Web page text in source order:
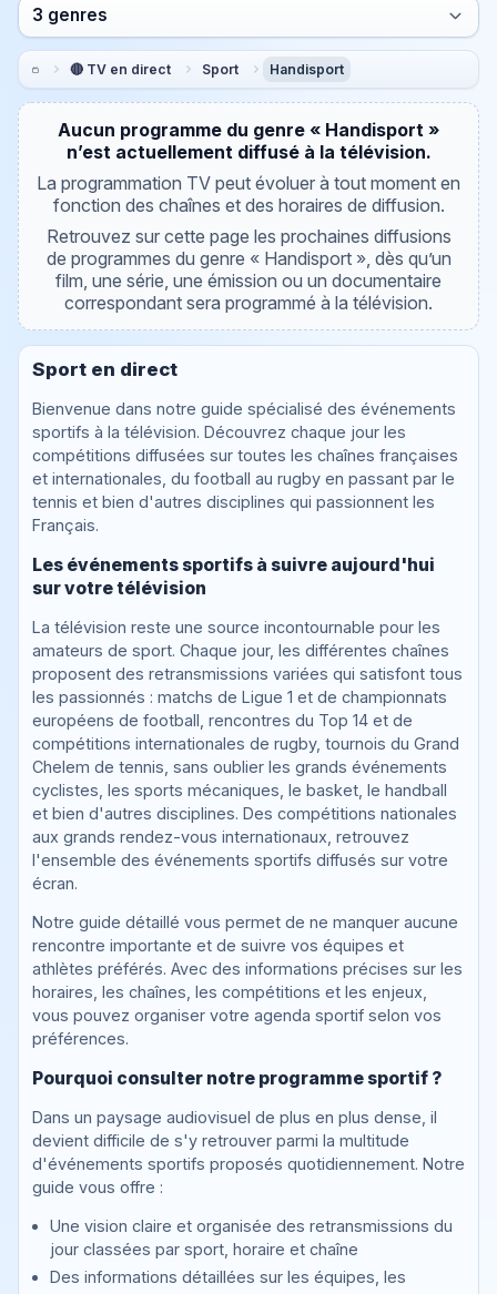
3 genres
🔴 TV en direct Sport Handisport
Aucun programme du genre « Handisport »
n’est actuellement diffusé à la télévision.
La programmation TV peut évoluer à tout moment en
fonction des chaînes et des horaires de diffusion.
Retrouvez sur cette page les prochaines diffusions
de programmes du genre « Handisport », dès qu’un
film, une série, une émission ou un documentaire
correspondant sera programmé à la télévision.
Sport en direct
Bienvenue dans notre guide spécialisé des événements
sportifs à la télévision. Découvrez chaque jour les
compétitions diffusées sur toutes les chaînes françaises
et internationales, du football au rugby en passant par le
tennis et bien d'autres disciplines qui passionnent les
Français.
Les événements sportifs à suivre aujourd'hui
sur votre télévision
La télévision reste une source incontournable pour les
amateurs de sport. Chaque jour, les différentes chaînes
proposent des retransmissions variées qui satisfont tous
les passionnés : matchs de Ligue 1 et de championnats
européens de football, rencontres du Top 14 et de
compétitions internationales de rugby, tournois du Grand
Chelem de tennis, sans oublier les grands événements
cyclistes, les sports mécaniques, le basket, le handball
et bien d'autres disciplines. Des compétitions nationales
aux grands rendez-vous internationaux, retrouvez
l'ensemble des événements sportifs diffusés sur votre
écran.
Notre guide détaillé vous permet de ne manquer aucune
rencontre importante et de suivre vos équipes et
athlètes préférés. Avec des informations précises sur les
horaires, les chaînes, les compétitions et les enjeux,
vous pouvez organiser votre agenda sportif selon vos
préférences.
Pourquoi consulter notre programme sportif ?
Dans un paysage audiovisuel de plus en plus dense, il
devient difficile de s'y retrouver parmi la multitude
d'événements sportifs proposés quotidiennement. Notre
guide vous offre :
Une vision claire et organisée des retransmissions du
jour classées par sport, horaire et chaîne
Des informations détaillées sur les équipes, les